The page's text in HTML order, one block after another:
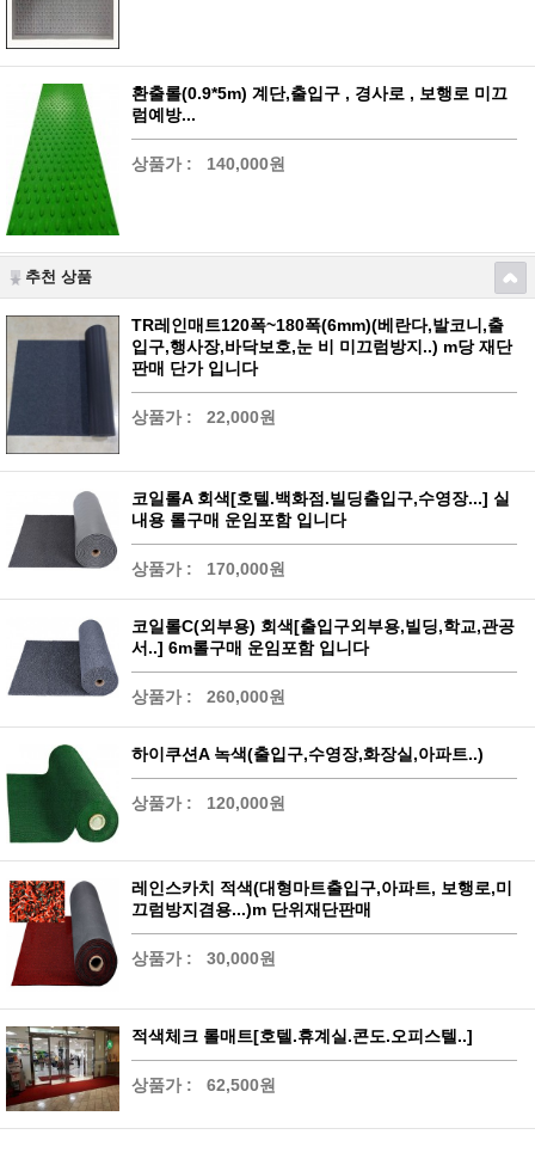
환출롤(0.9*5m) 계단,출입구 , 경사로 , 보행로 미끄
럼예방...
상품가 : 140,000원
추천 상품
TR레인매트120폭~180폭(6mm)(베란다,발코니,출
입구,행사장,바닥보호,눈 비 미끄럼방지..) m당 재단
판매 단가 입니다
상품가 : 22,000원
코일롤A 회색[호텔.백화점.빌딩출입구,수영장...] 실
내용 롤구매 운임포함 입니다
상품가 : 170,000원
코일롤C(외부용) 회색[출입구외부용,빌딩,학교,관공
서..] 6m롤구매 운임포함 입니다
상품가 : 260,000원
하이쿠션A 녹색(출입구,수영장,화장실,아파트..)
상품가 : 120,000원
레인스카치 적색(대형마트출입구,아파트, 보행로,미
끄럼방지겸용...)m 단위재단판매
상품가 : 30,000원
적색체크 롤매트[호텔.휴계실.콘도.오피스텔..]
상품가 : 62,500원